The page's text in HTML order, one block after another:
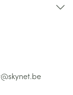
skynet.be